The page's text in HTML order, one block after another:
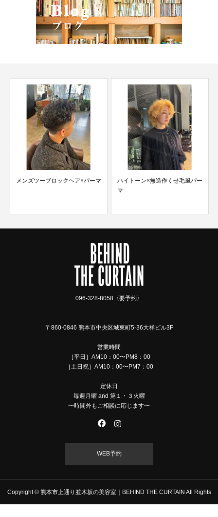
メンズツーブロックヘア×パーマ
ハイトーン×無造作くせ毛風パー
マ
096-328-8058〈要予約〉
〒860-0846 熊本市中央区城東町5-36大祥ビル3F
営業時間
［平日］AM10：00〜PM8：00
［土日祝］AM10：00〜PM7：00
定休日
毎週月曜 and 第１・３火曜
〜時間外もご相談に応じます〜
WEB予約
Copyright © 熊本市上通り並木坂の美容室｜BEHIND THE CURTAIN All Rights